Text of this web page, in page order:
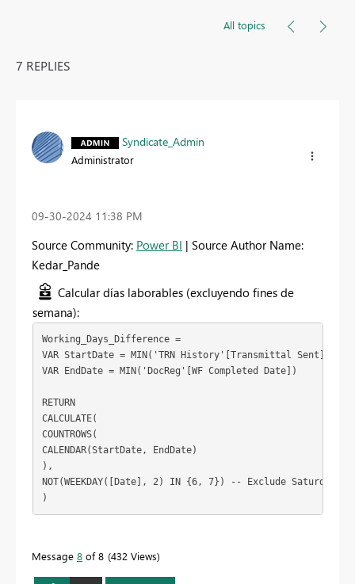
All topics
7 REPLIES
Syndicate_Admin
Administrator
‎09-30-2024 11:38 PM
Source Community: Power BI | Source Author Name:
Kedar_Pande
Calcular días laborables (excluyendo fines de
semana):
Working_Days_Difference =
VAR StartDate = MIN('TRN History'[Transmittal Sent])
VAR EndDate = MIN('DocReg'[WF Completed Date])
RETURN
CALCULATE(
COUNTROWS(
CALENDAR(StartDate, EndDate)
),
NOT(WEEKDAY([Date], 2) IN {6, 7}) -- Exclude Saturdays
)
Message 8 of 8 432 Views